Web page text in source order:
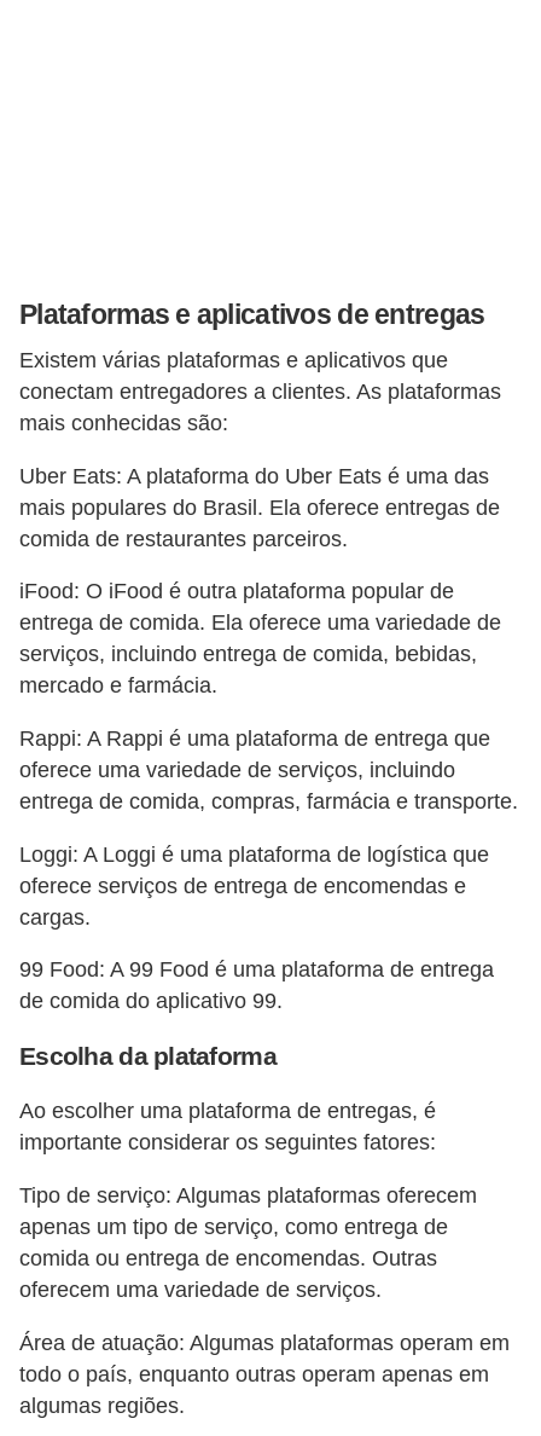
Plataformas e aplicativos de entregas
Existem várias plataformas e aplicativos que
conectam entregadores a clientes. As plataformas
mais conhecidas são:
Uber Eats: A plataforma do Uber Eats é uma das
mais populares do Brasil. Ela oferece entregas de
comida de restaurantes parceiros.
iFood: O iFood é outra plataforma popular de
entrega de comida. Ela oferece uma variedade de
serviços, incluindo entrega de comida, bebidas,
mercado e farmácia.
Rappi: A Rappi é uma plataforma de entrega que
oferece uma variedade de serviços, incluindo
entrega de comida, compras, farmácia e transporte.
Loggi: A Loggi é uma plataforma de logística que
oferece serviços de entrega de encomendas e
cargas.
99 Food: A 99 Food é uma plataforma de entrega
de comida do aplicativo 99.
Escolha da plataforma
Ao escolher uma plataforma de entregas, é
importante considerar os seguintes fatores:
Tipo de serviço: Algumas plataformas oferecem
apenas um tipo de serviço, como entrega de
comida ou entrega de encomendas. Outras
oferecem uma variedade de serviços.
Área de atuação: Algumas plataformas operam em
todo o país, enquanto outras operam apenas em
algumas regiões.